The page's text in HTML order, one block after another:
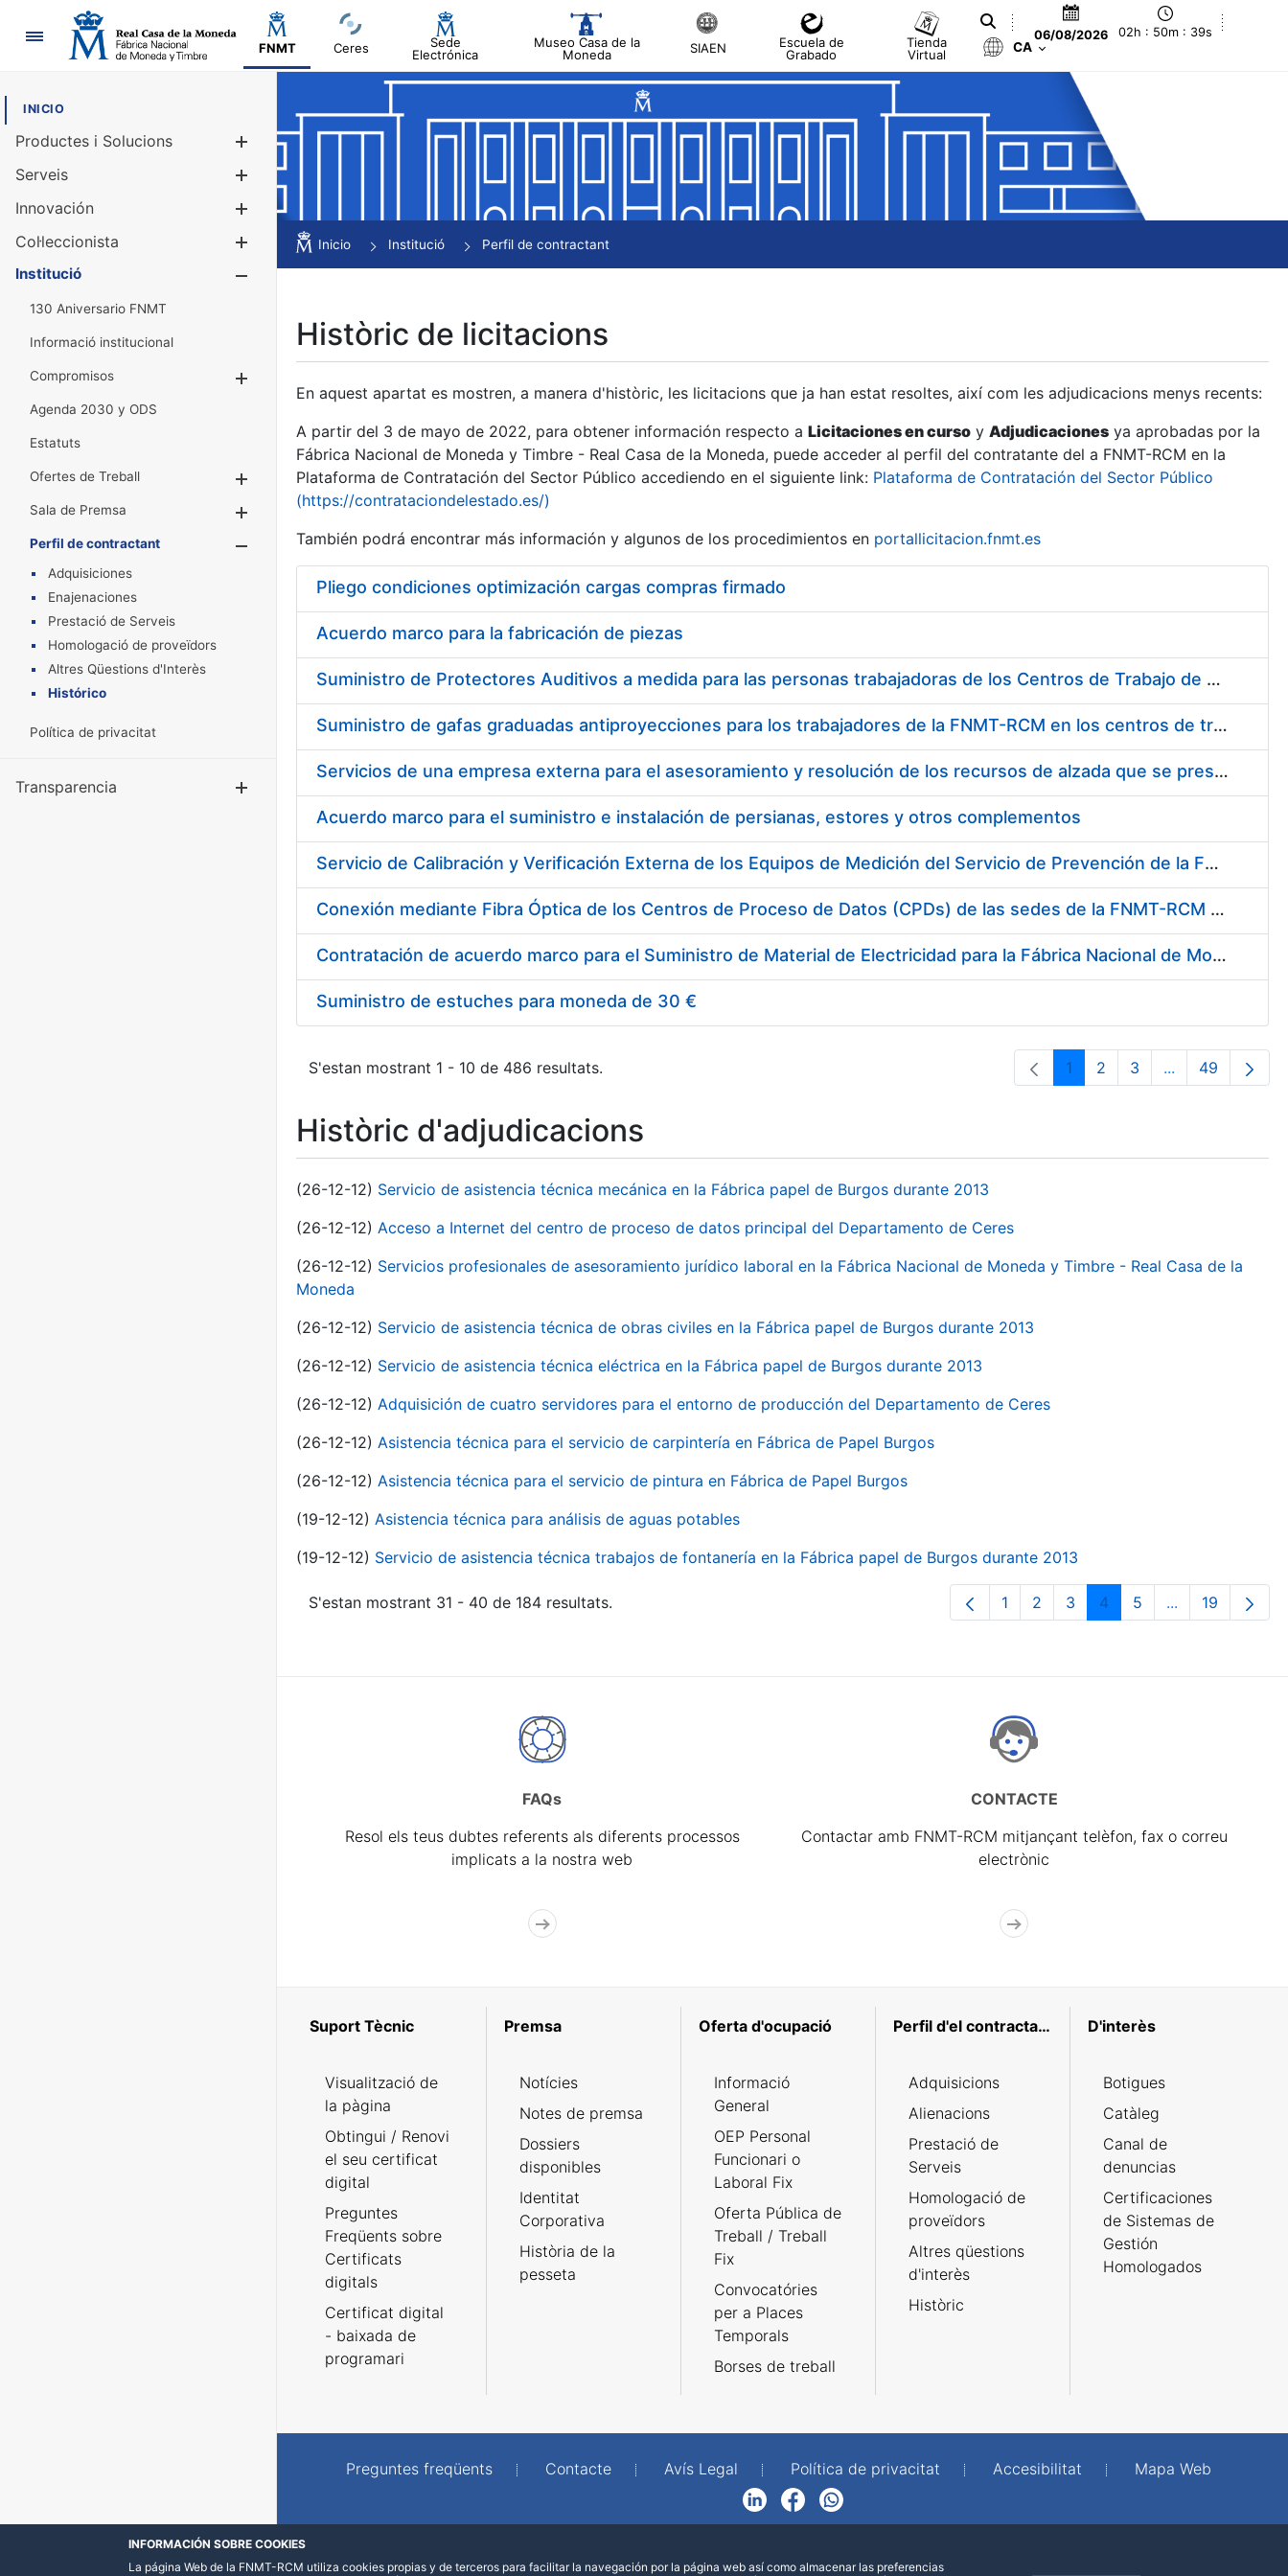
Navegació
FNMT Ceres
Sede
Electrónica
Museo Casa de la
Moneda
SIAEN
Escuela de
Grabado
Tienda
Virtual
06/08/2026 02h : 50m : 40s
CA
INICIO
Productes i Solucions
Mostra/Amaga
Serveis
Innovación
Col·leccionista
Mostra/Amaga
Institució
130 Aniversario FNMT
Informació institucional
Compromisos
Agenda 2030 y ODS
Estatuts
Ofertes de Treball
Mostra/Amaga
Sala de Premsa
Mostra/Amaga
Perfil de contractant
Mostra/Amaga
Adquisiciones
Enajenaciones
Prestació de Serveis
Homologació de proveïdors
Altres Qüestions d'Interès
Histórico
Política de privacitat
Transparencia
Inicio Institució Perfil de contractant
Històric de licitacions
En aquest apartat es mostren, a manera d'històric, les licitacions que ja han estat resoltes, així com les adjudicacions menys recents:
A partir del 3 de mayo de 2022, para obtener información respecto a Licitaciones en curso y Adjudicaciones ya aprobadas por la
Fábrica Nacional de Moneda y Timbre - Real Casa de la Moneda, puede acceder al perfil del contratante del a FNMT-RCM en la
Plataforma de Contratación del Sector Público accediendo en el siguiente link: Plataforma de Contratación del Sector Público
(https://contrataciondelestado.es/)
También podrá encontrar más información y algunos de los procedimientos en portallicitacion.fnmt.es
Pliego condiciones optimización cargas compras firmado
Acuerdo marco para la fabricación de piezas
Suministro de Protectores Auditivos a medida para las personas trabajadoras de los Centros de Trabajo de Madrid y Burgos
Suministro de gafas graduadas antiproyecciones para los trabajadores de la FNMT-RCM en los centros de trabajo de Madrid y Burgos
Servicios de una empresa externa para el asesoramiento y resolución de los recursos de alzada que se presentan relacionados con procesos de selección para la FNMT-RCM
Acuerdo marco para el suministro e instalación de persianas, estores y otros complementos
Servicio de Calibración y Verificación Externa de los Equipos de Medición del Servicio de Prevención de la FNMT-RCM
Conexión mediante Fibra Óptica de los Centros de Proceso de Datos (CPDs) de las sedes de la FNMT-RCM de Burgos y Madrid
Contratación de acuerdo marco para el Suministro de Material de Electricidad para la Fábrica Nacional de Moneda y Timbre-Real Casa de la Moneda en su centro de trabajo de Burgos
Suministro de estuches para moneda de 30 €
S'estan mostrant 1 - 10 de 486 resultats. Pàgina
1 Pàgina
2 Pàgina
3 ...PàginesPàgina
49
Històric d'adjudicacions
(26-12-12) Servicio de asistencia técnica mecánica en la Fábrica papel de Burgos durante 2013
(26-12-12) Acceso a Internet del centro de proceso de datos principal del Departamento de Ceres
(26-12-12) Servicios profesionales de asesoramiento jurídico laboral en la Fábrica Nacional de Moneda y Timbre - Real Casa de la
Moneda
(26-12-12) Servicio de asistencia técnica de obras civiles en la Fábrica papel de Burgos durante 2013
(26-12-12) Servicio de asistencia técnica eléctrica en la Fábrica papel de Burgos durante 2013
(26-12-12) Adquisición de cuatro servidores para el entorno de producción del Departamento de Ceres
(26-12-12) Asistencia técnica para el servicio de carpintería en Fábrica de Papel Burgos
(26-12-12) Asistencia técnica para el servicio de pintura en Fábrica de Papel Burgos
(19-12-12) Asistencia técnica para análisis de aguas potables
(19-12-12) Servicio de asistencia técnica trabajos de fontanería en la Fábrica papel de Burgos durante 2013
S'estan mostrant 31 - 40 de 184 resultats. Pàgina
1 Pàgina
2 Pàgina
3 Pàgina
4 Pàgina
5 ...PàginesPàgina
19
FAQs
Resol els teus dubtes referents als diferents processos
implicats a la nostra web
CONTACTE
Contactar amb FNMT-RCM mitjançant telèfon, fax o correu
electrònic
Suport Tècnic
Visualització de
la pàgina
Obtingui / Renovi
el seu certificat
digital
Preguntes
Freqüents sobre
Certificats
digitals
Certificat digital
- baixada de
programari
Premsa
Notícies
Notes de premsa
Dossiers
disponibles
Identitat
Corporativa
Història de la
pesseta
Oferta d'ocupació
Informació
General
OEP Personal
Funcionari o
Laboral Fix
Oferta Pública de
Treball / Treball
Fix
Convocatóries
per a Places
Temporals
Borses de treball
Perfil d'el contractant
Adquisicions
Alienacions
Prestació de
Serveis
Homologació de
proveïdors
Altres qüestions
d'interès
Històric
D'interès
Botigues
Catàleg
Canal de
denuncias
Certificaciones
de Sistemas de
Gestión
Homologados
Preguntes freqüents Contacte Avís Legal Política de privacitat Accesibilitat
Mapa Web
FacebookWhatsApp
INFORMACIÓN SOBRE COOKIES
La página Web de la FNMT-RCM utiliza cookies propias y de terceros para facilitar la navegación por la página web así como almacenar las preferencias